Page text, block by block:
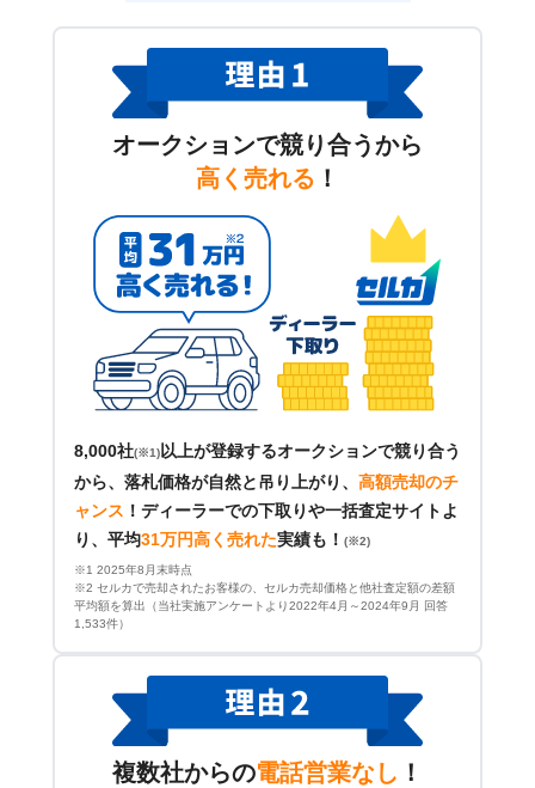
オークションで競り合うから
高く売れる ！
8,000社(※1) 以上が登録するオークションで競り合う
から、落札価格が自然と吊り上がり、 高額売却のチ
ャンス ！ ディーラーでの下取りや一括査定サイトよ
り、平均31万円高く売れた実績も！ (※2)
※1 2025年8月末時点
※2 セルカで売却されたお客様の、セルカ売却価格と他社査定額の差額
平均額を算出（当社実施アンケートより2022年4月～2024年9月 回答
1,533件）
複数社からの電話営業なし ！